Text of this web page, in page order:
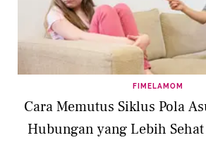
FIMELAMOM
Cara Memutus Siklus Pola
Hubungan yang Lebih